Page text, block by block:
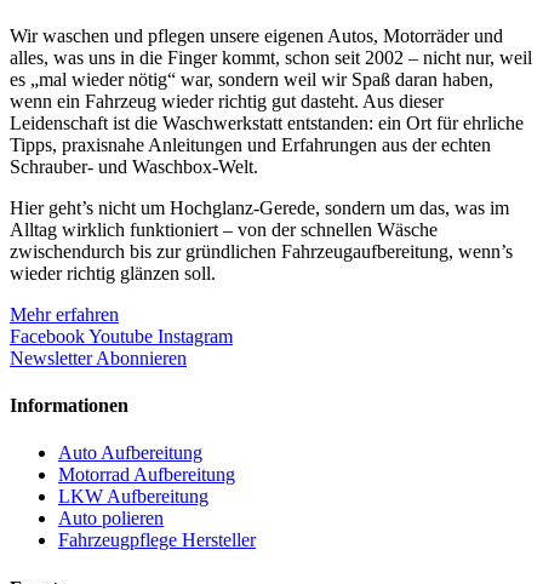
Wir waschen und pflegen unsere eigenen Autos, Motorräder und
alles, was uns in die Finger kommt, schon seit 2002 – nicht nur, weil
es „mal wieder nötig“ war, sondern weil wir Spaß daran haben,
wenn ein Fahrzeug wieder richtig gut dasteht. Aus dieser
Leidenschaft ist die Waschwerkstatt entstanden: ein Ort für ehrliche
Tipps, praxisnahe Anleitungen und Erfahrungen aus der echten
Schrauber- und Waschbox-Welt.
Hier geht’s nicht um Hochglanz-Gerede, sondern um das, was im
Alltag wirklich funktioniert – von der schnellen Wäsche
zwischendurch bis zur gründlichen Fahrzeugaufbereitung, wenn’s
wieder richtig glänzen soll.
Mehr erfahren
FacebookYoutube Instagram
Newsletter Abonnieren
Informationen
Auto Aufbereitung
Motorrad Aufbereitung
LKW Aufbereitung
Auto polieren
Fahrzeugpflege Hersteller